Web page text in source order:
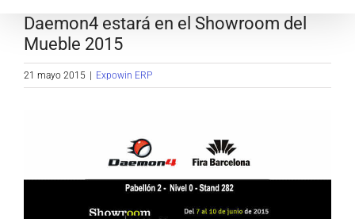
Daemon4 estará en el Showroom del
Mueble 2015
21 mayo 2015 Expowin ERP